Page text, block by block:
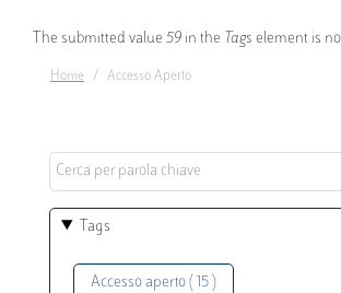
Messaggio
di
The submitted value 59 in the Tags element is
Home Accesso Aperto
Tags
Accesso aperto ( 15 )